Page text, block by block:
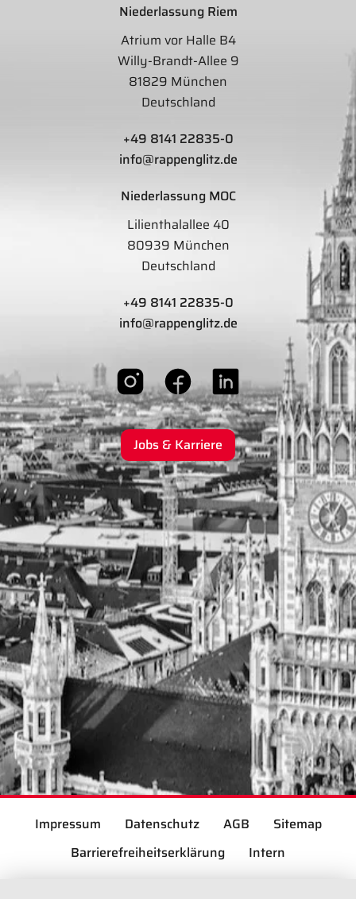
Niederlassung Riem
Atrium vor Halle B4
Willy-Brandt-Allee 9
81829 München
Deutschland
+49 8141 22835-0
info@rappenglitz.de
Niederlassung MOC
Lilienthalallee 40
80939 München
Deutschland
+49 8141 22835-0
info@rappenglitz.de
Jobs & Karriere
Impressum Datenschutz AGB
Sitemap
Barrierefreiheitserklärung
Intern